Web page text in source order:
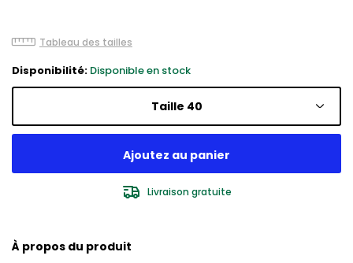
Tableau des tailles
Disponibilité: Disponible en stock
Taille 40
Livraison gratuite
À propos du produit